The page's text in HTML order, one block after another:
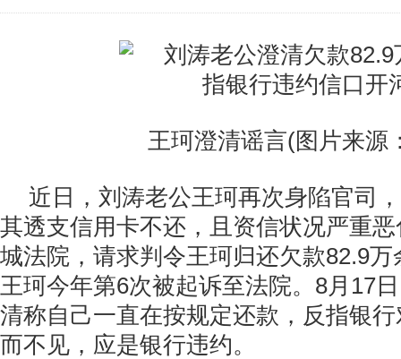
王珂澄清谣言(图片来源
近日，刘涛老公王珂再次身陷官司
其透支信用卡不还，且资信状况严重
城法院，请求判令王珂归还欠款82.9
王珂今年第6次被起诉至法院。8月17
清称自己一直在按规定还款，反指银
而不见，应是银行违约。